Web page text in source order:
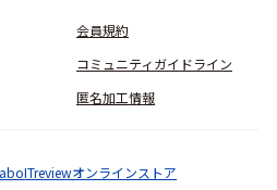
会員規約
コミュニティガイドライン
匿名加工情報
ITreviewオンラインストア